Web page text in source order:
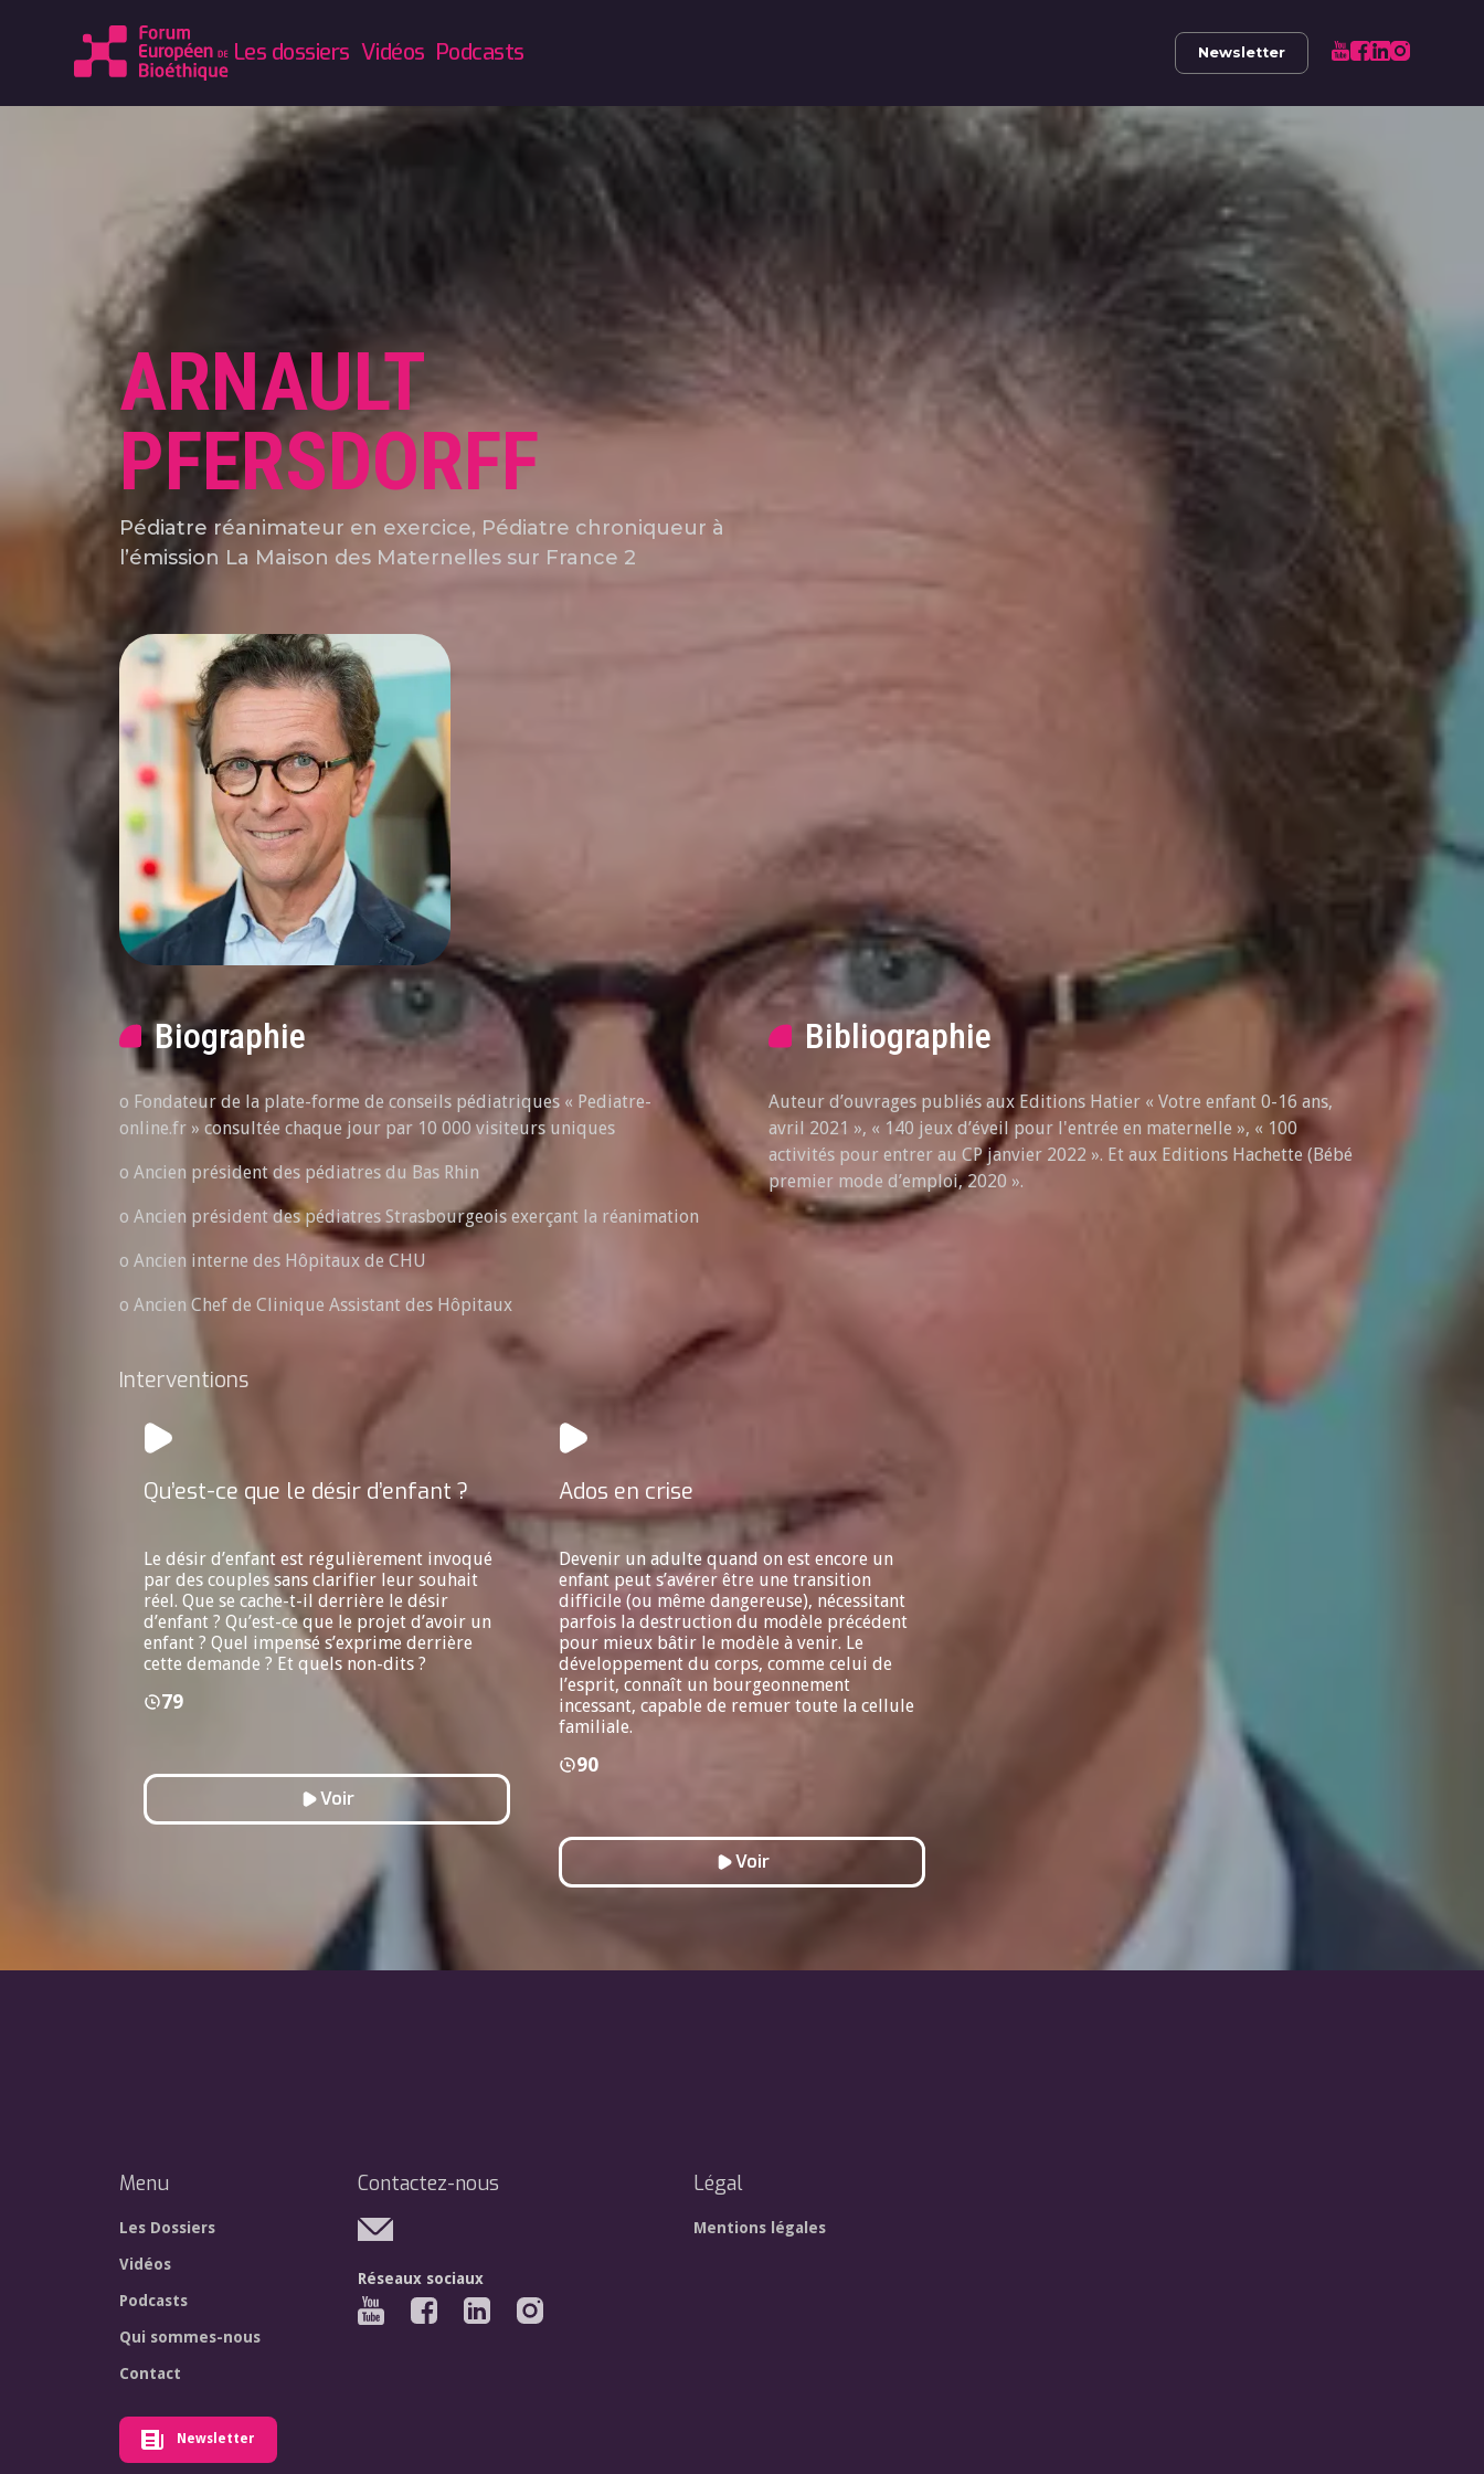
Les dossiers Vidéos Podcasts Newsletter
ARNAULT
PFERSDORFF
Pédiatre réanimateur en exercice, Pédiatre chroniqueur à
l’émission La Maison des Maternelles sur France 2
Biographie
o Fondateur de la plate-forme de conseils pédiatriques « Pediatre-
online.fr » consultée chaque jour par 10 000 visiteurs uniques
o Ancien président des pédiatres du Bas Rhin
o Ancien président des pédiatres Strasbourgeois exerçant la réanimation
o Ancien interne des Hôpitaux de CHU
o Ancien Chef de Clinique Assistant des Hôpitaux
Bibliographie
Auteur d’ouvrages publiés aux Editions Hatier « Votre enfant 0-16 ans,
avril 2021 », « 140 jeux d’éveil pour l'entrée en maternelle », « 100
activités pour entrer au CP janvier 2022 ». Et aux Editions Hachette (Bébé
premier mode d’emploi, 2020 ».
Interventions
Qu’est-ce que le désir d’enfant ?
Le désir d’enfant est régulièrement invoqué
par des couples sans clarifier leur souhait
réel. Que se cache-t-il derrière le désir
d’enfant ? Qu’est-ce que le projet d’avoir un
enfant ? Quel impensé s’exprime derrière
cette demande ? Et quels non-dits ?
79
Voir
Ados en crise
Devenir un adulte quand on est encore un
enfant peut s’avérer être une transition
difficile (ou même dangereuse), nécessitant
parfois la destruction du modèle précédent
pour mieux bâtir le modèle à venir. Le
développement du corps, comme celui de
l’esprit, connaît un bourgeonnement
incessant, capable de remuer toute la cellule
familiale.
90
Voir
Menu
Les Dossiers
Vidéos
Podcasts
Qui sommes-nous
Contact
Newsletter
Contactez-nous
Réseaux sociaux
Légal
Mentions légales